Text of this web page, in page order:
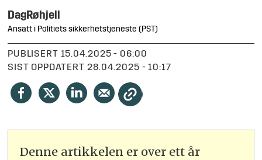
DagRøhjell
Ansatt i Politiets sikkerhetstjeneste (PST)
PUBLISERT
15.04.2025 - 06:00
SIST OPPDATERT
28.04.2025 - 10:17
Denne artikkelen er over ett år